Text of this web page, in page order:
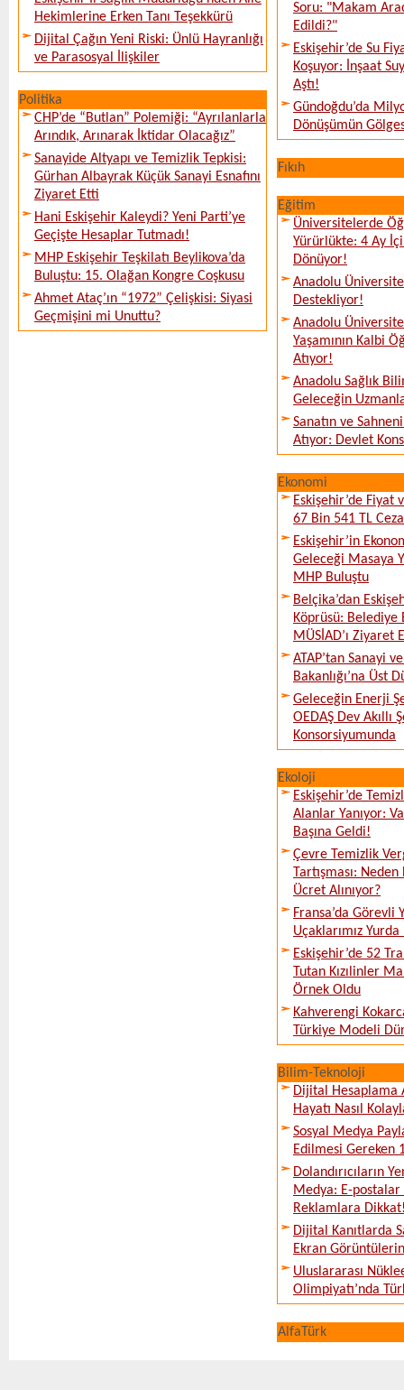
Hekimlerine Erken Tanı Teşekkürü
Dijital Çağın Yeni Riski: Ünlü Hayranlığı
ve Parasosyal İlişkiler
Politika
CHP’de “Butlan” Polemiği: “Ayrılanlarla
Arındık, Arınarak İktidar Olacağız”
Sanayide Altyapı ve Temizlik Tepkisi:
Gürhan Albayrak Küçük Sanayi Esnafını
Ziyaret Etti
Hani Eskişehir Kaleydi? Yeni Parti’ye
Geçişte Hesaplar Tutmadı!
MHP Eskişehir Teşkilatı Beylikova’da
Buluştu: 15. Olağan Kongre Coşkusu
Ahmet Ataç’ın “1972” Çelişkisi: Siyasi
Geçmişini mi Unuttu?
Soru: "Makam
Edildi?"
Eskişehir’de Su
Koşuyor: İnşaat
Aştı!
Gündoğdu’da
Dönüşümün
Fıkıh
Eğitim
Üniversitelerde
Yürürlükte: 4 Ay
Dönüyor!
Anadolu
Destekliyor!
Anadolu
Yaşamının Kalbi
Atıyor!
Anadolu Sağlık
Geleceğin
Sanatın ve
Atıyor: Devlet
Ekonomi
Eskişehir’de Fiyat
67 Bin 541 TL
Eskişehir’in
Geleceği Masaya
MHP Buluştu
Belçika’dan
Köprüsü: Belediye
MÜSİAD’ı Ziyaret
ATAP’tan Sanayi
Bakanlığı’na Üst
Geleceğin Enerji
OEDAŞ Dev Akıllı
Konsorsiyumunda
Ekoloji
Eskişehir’de
Alanlar Yanıyor:
Başına Geldi!
Çevre Temizlik
Tartışması:
Ücret Alınıyor?
Fransa’da Görevli
Uçaklarımız
Eskişehir’de 52
Tutan Kızılinler
Örnek Oldu
Kahverengi
Türkiye Modeli
Bilim-Teknoloji
Dijital Hesaplama
Hayatı Nasıl
Sosyal Medya
Edilmesi Gereken
Dolandırıcıların
Medya: E-postalar
Reklamlara
Dijital Kanıtlarda
Ekran
Uluslararası
Olimpiyatı’nda
AlfaTürk